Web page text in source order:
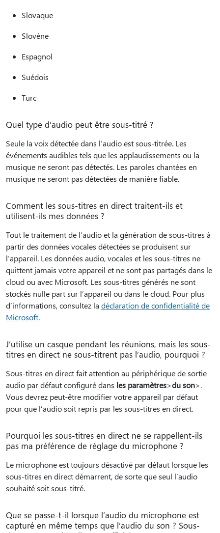
Slovaque
Slovène
Espagnol
Suédois
Turc
Quel type d’audio peut être sous-titré ?
Seule la voix détectée dans l’audio est sous-titrée. Les
événements audibles tels que les applaudissements ou la
musique ne seront pas détectés. Les paroles chantées en
musique ne seront pas détectées de manière fiable.
Comment les sous-titres en direct traitent-ils et
utilisent-ils mes données ?
Tout le traitement de l’audio et la génération de sous-titres à
partir des données vocales détectées se produisent sur
l’appareil. Les données audio, vocales et les sous-titres ne
quittent jamais votre appareil et ne sont pas partagés dans le
cloud ou avec Microsoft. Les sous-titres générés ne sont
stockés nulle part sur l’appareil ou dans le cloud. Pour plus
d’informations, consultez la déclaration de confidentialité de
Microsoft.
J’utilise un casque pendant les réunions, mais les sous-
titres en direct ne sous-titrent pas l’audio, pourquoi ?
Sous-titres en direct fait attention au périphérique de sortie
audio par défaut configuré dans les paramètres>du son>.
Vous devrez peut-être modifier votre appareil par défaut
pour que l’audio soit repris par les sous-titres en direct.
Pourquoi les sous-titres en direct ne se rappellent-ils
pas ma préférence de réglage du microphone ?
Le microphone est toujours désactivé par défaut lorsque les
sous-titres en direct démarrent, de sorte que seul l’audio
souhaité soit sous-titré.
Que se passe-t-il lorsque l’audio du microphone est
capturé en même temps que l’audio du son ? Sous-